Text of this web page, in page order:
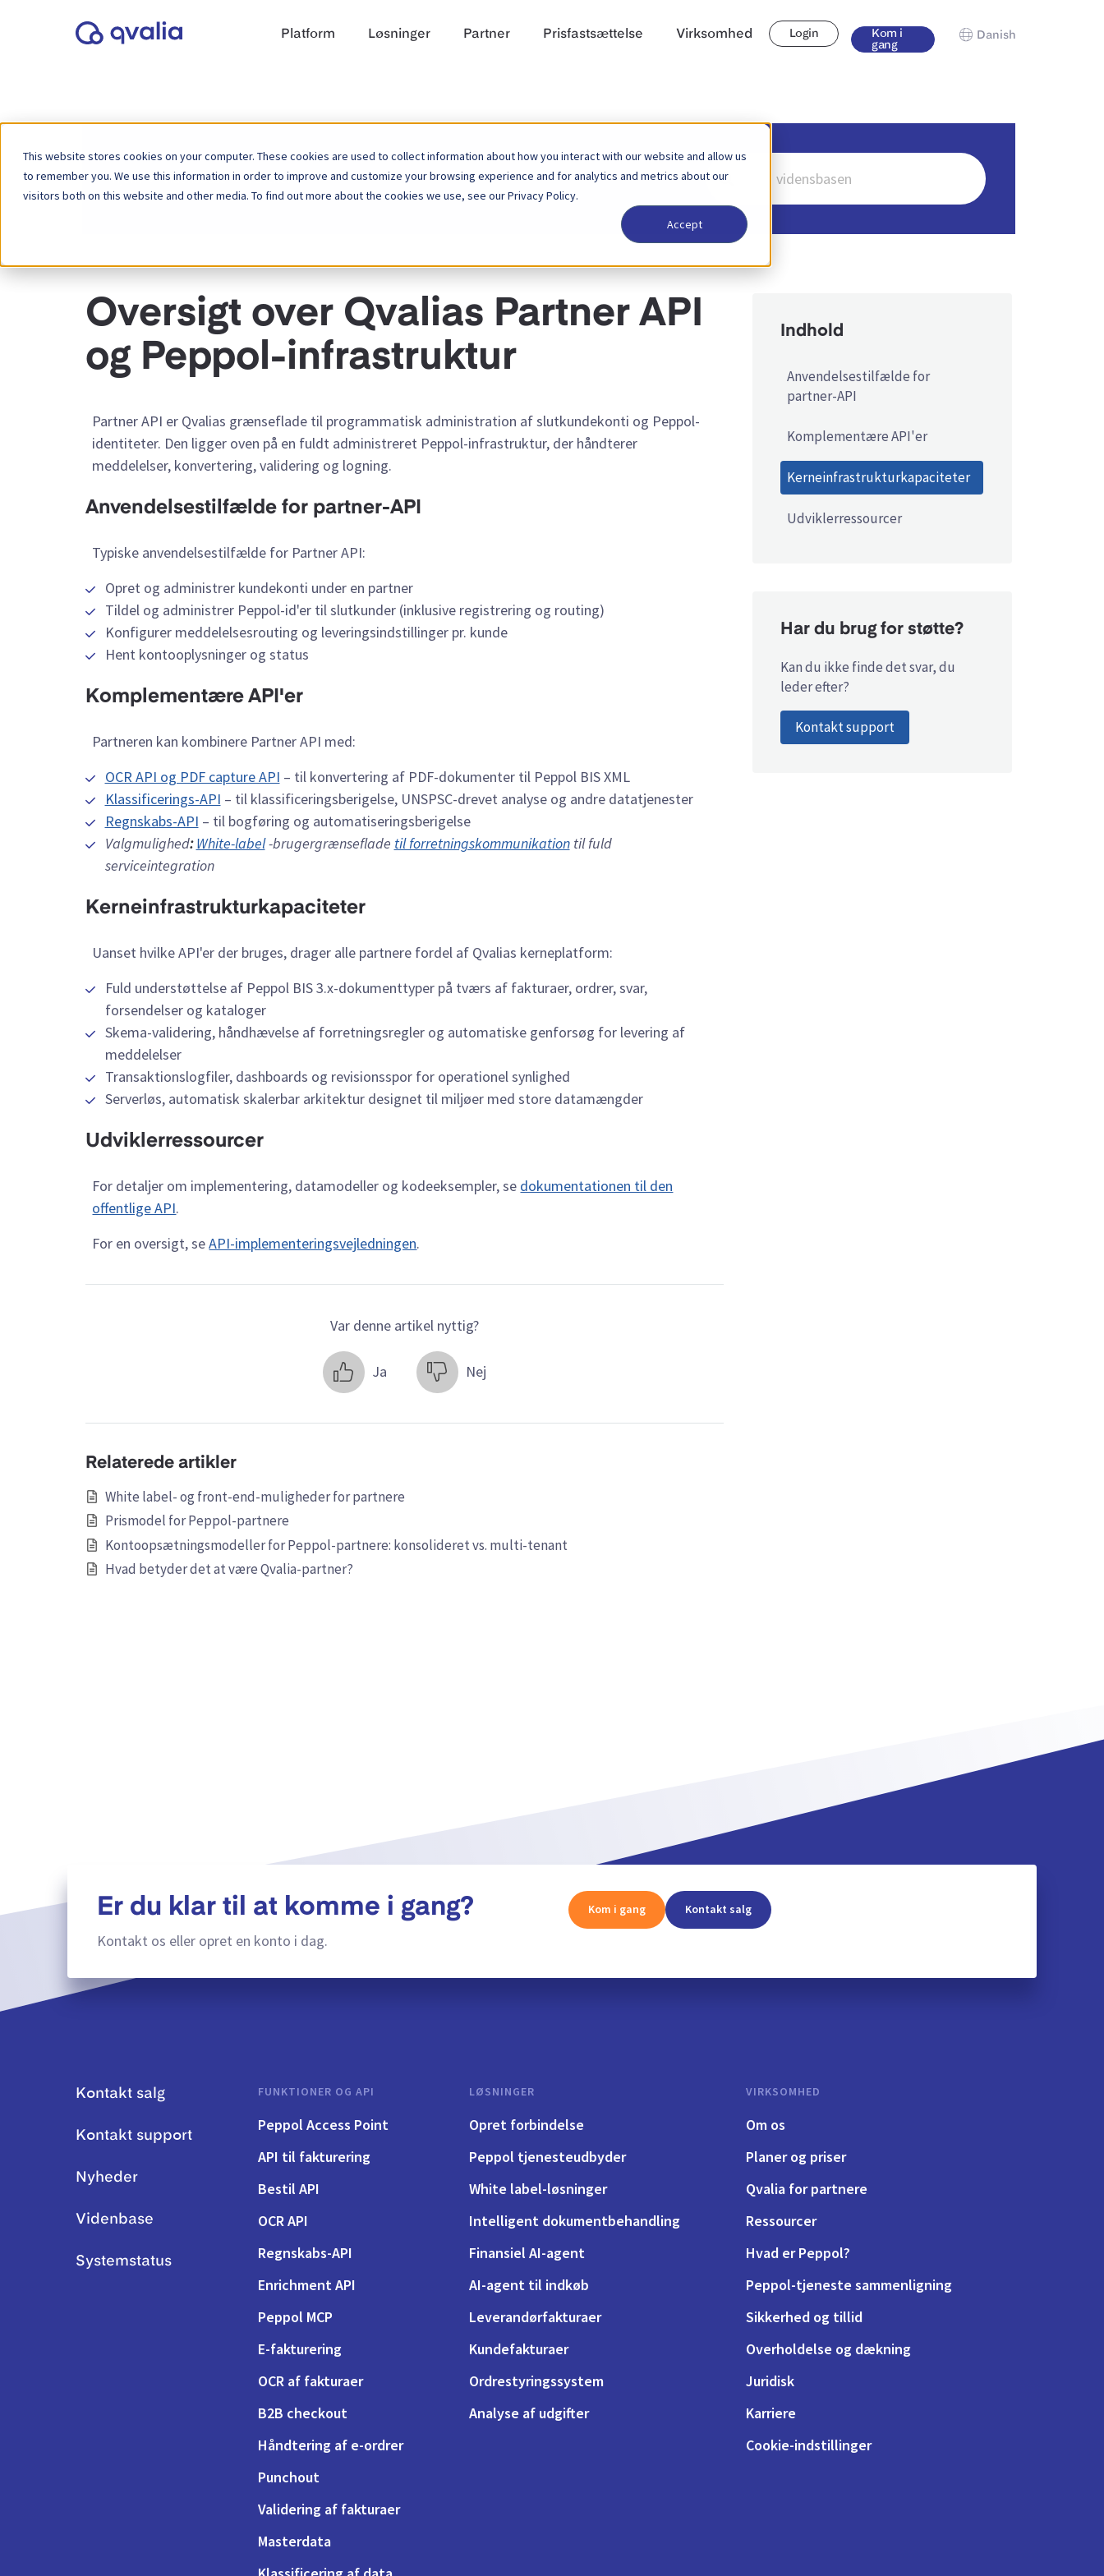
This website stores cookies on your computer. These cookies are used to collect information about how you interact with our website and allow us
to remember you. We use this information in order to improve and customize your browsing experience and for analytics and metrics about our
visitors both on this website and other media. To find out more about the cookies we use, see our Privacy Policy.
Accept
Platform Løsninger Partner Prisfastsættelse Virksomhed Login
Kom i
gang
Danish
Søg
efter
Hjem Vidensbase Partner
Oversigt over Qvalias Partner API
og Peppol-infrastruktur
Partner API er Qvalias grænseflade til programmatisk administration af slutkundekonti og Peppol-
identiteter. Den ligger oven på en fuldt administreret Peppol-infrastruktur, der håndterer
meddelelser, konvertering, validering og logning.
Anvendelsestilfælde for partner-API
Typiske anvendelsestilfælde for Partner API:
Opret og administrer kundekonti under en partner
Tildel og administrer Peppol-id'er til slutkunder (inklusive registrering og routing)
Konfigurer meddelelsesrouting og leveringsindstillinger pr. kunde
Hent kontooplysninger og status
Komplementære API'er
Partneren kan kombinere Partner API med:
OCR API og PDF capture API – til konvertering af PDF-dokumenter til Peppol BIS XML
Klassificerings-API – til klassificeringsberigelse, UNSPSC-drevet analyse og andre datatjenester
Regnskabs-API – til bogføring og automatiseringsberigelse
Valgmulighed: White-label-brugergrænseflade til forretningskommunikationtil fuld
serviceintegration
Kerneinfrastrukturkapaciteter
Uanset hvilke API'er der bruges, drager alle partnere fordel af Qvalias kerneplatform:
Fuld understøttelse af Peppol BIS 3.x-dokumenttyper på tværs af fakturaer, ordrer, svar,
forsendelser og kataloger
Skema-validering, håndhævelse af forretningsregler og automatiske genforsøg for levering af
meddelelser
Transaktionslogfiler, dashboards og revisionsspor for operationel synlighed
Serverløs, automatisk skalerbar arkitektur designet til miljøer med store datamængder
Udviklerressourcer
For detaljer om implementering, datamodeller og kodeeksempler, se dokumentationen til den
offentlige API.
For en oversigt, seAPI-implementeringsvejledningen.
Var denne artikel nyttig?
Ja Nej
Relaterede artikler
White label- og front-end-muligheder for partnere
Prismodel for Peppol-partnere
Kontoopsætningsmodeller for Peppol-partnere: konsolideret vs. multi-tenant
Hvad betyder det at være Qvalia-partner?
Indhold
Anvendelsestilfælde for
partner-API
Komplementære API'er
Kerneinfrastrukturkapaciteter
Udviklerressourcer
Har du brug for støtte?
Kan du ikke finde det svar, du
leder efter?
Kontakt support
Er du klar til at komme i gang?
Kontakt os eller opret en konto i dag.
Kom i gang Kontakt salg
Kontakt salg
Kontakt support
Nyheder
Videnbase
Systemstatus
FUNKTIONER OG API
Peppol Access Point
API til fakturering
Bestil API
OCR API
Regnskabs-API
Enrichment API
Peppol MCP
E-fakturering
OCR af fakturaer
B2B checkout
Håndtering af e-ordrer
Punchout
Validering af fakturaer
Masterdata
LØSNINGER
Opret forbindelse
Peppol tjenesteudbyder
White label-løsninger
Intelligent dokumentbehandling
Finansiel AI-agent
AI-agent til indkøb
Leverandørfakturaer
Kundefakturaer
Ordrestyringssystem
Analyse af udgifter
VIRKSOMHED
Om os
Planer og priser
Qvalia for partnere
Ressourcer
Hvad er Peppol?
Peppol-tjeneste sammenligning
Sikkerhed og tillid
Overholdelse og dækning
Juridisk
Karriere
Cookie-indstillinger